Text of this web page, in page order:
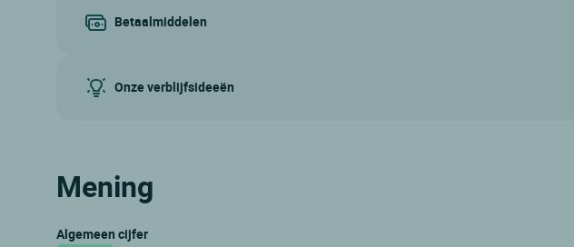
Betaalmiddelen
Onze verblijfsideeën
Mening
Algemeen cijfer